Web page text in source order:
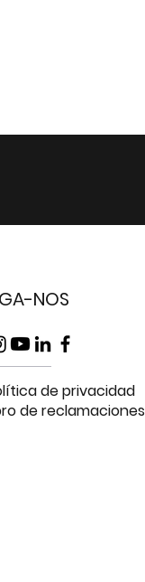
NOS
de privacidad
de reclamaciones